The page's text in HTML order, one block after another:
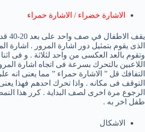
الاشارة خضراء / الاشارة حمراء
يقف
الذى يقوم بتمثيل دور اشارة المرور . اشارة
وتقوم بالعد العكسى من واحد لثلاثة . و فى
اللاعبين بالتحرك بسرعة فى اتجاه اشارة
التفافك قل ” الاشارة حمراء ” مما يعنى انه
التوقف فى مكانه . واذا تحرك احدهم فهذا
الرجوع مرة اخرى لصف البداية . كرر هذا
طفل اخر به .
الاشكال